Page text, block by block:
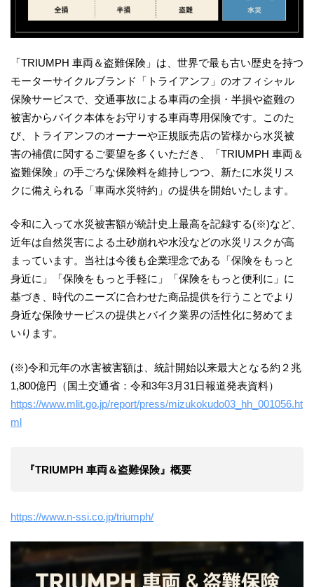
「TRIUMPH 車両＆盗難保険」は、世界で最も古い歴史を持つ
モーターサイクルブランド「トライアンフ」のオフィシャル
保険サービスで、交通事故による車両の全損・半損や盗難の
被害からバイク本体をお守りする車両専用保険です。このた
び、トライアンフのオーナーや正規販売店の皆様から水災被
害の補償に関するご要望を多くいただき、「TRIUMPH 車両＆
盗難保険」の手ごろな保険料を維持しつつ、新たに水災リス
クに備えられる「車両水災特約」の提供を開始いたします。
令和に入って水災被害額が統計史上最高を記録する(※)など、
近年は自然災害による土砂崩れや水没などの水災リスクが高
まっています。当社は今後も企業理念である「保険をもっと
身近に」「保険をもっと手軽に」「保険をもっと便利に」に
基づき、時代のニーズに合わせた商品提供を行うことでより
身近な保険サービスの提供とバイク業界の活性化に努めてま
いります。
(※)令和元年の水害被害額は、統計開始以来最大となる約２兆
1,800億円（国土交通省：令和3年3月31日報道発表資料）
https://www.mlit.go.jp/report/press/mizukokudo03_hh_001056.ht
ml
『TRIUMPH 車両＆盗難保険』概要
https://www.n-ssi.co.jp/triumph/